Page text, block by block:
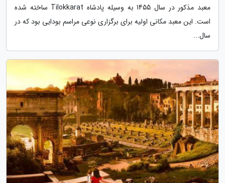
معبد مذکور در سال 1455 به وسیله پادشاه Tilokkarat ساخته شده
است. این معبد مکانی اولیه برای برگزاری نوعی مراسم بودایی بود که در
سال...